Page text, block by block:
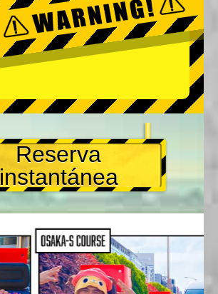
Reserva
instantánea